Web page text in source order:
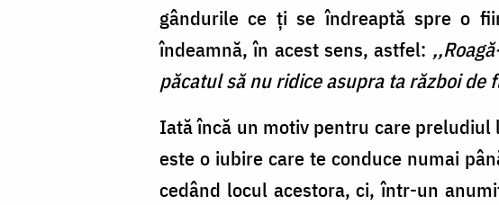
gândurile ce ți se îndreaptă spre o
îndeamnă, în acest sens, astfel:
păcatul să nu ridice asupra ta război de
Iată încă un motiv pentru care preludiul
este o iubire care te conduce numai
cedând locul acestora, ci, într-un